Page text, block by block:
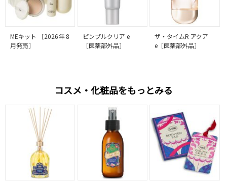
MEキット ［2026年 8
月発売］
ピンプルクリア e
［医薬部外品］
ザ・タイムR アクア
e［医薬部外品］
コスメ・化粧品をもっとみる